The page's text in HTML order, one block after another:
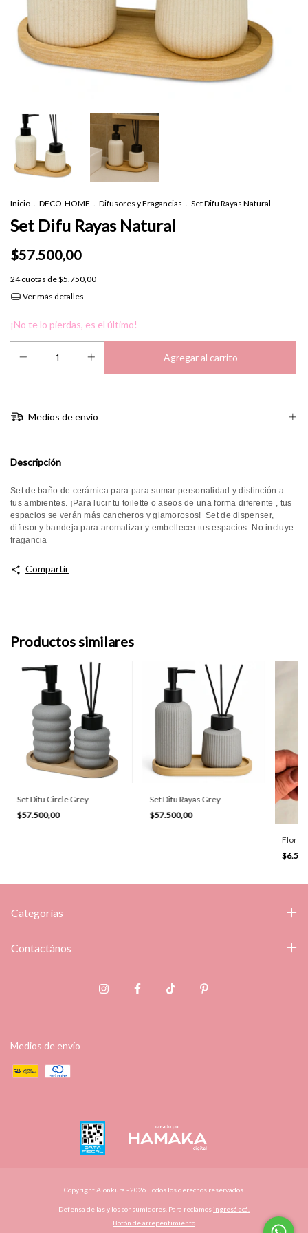
Inicio . DECO-HOME . Difusores y Fragancias . Set Difu Rayas Natural
Set Difu Rayas Natural
$57.500,00
24 cuotas de$5.750,00
Ver más detalles
¡No te lo pierdas, es el último!
Medios de envío
Descripción
Set de baño de cerámica para para sumar personalidad y distinción a
tus ambientes. ¡Para lucir tu toilette o aseos de una forma diferente , tus
espacios se verán más cancheros y glamorosos! Set de dispenser,
difusor y bandeja para aromatizar y embellecer tus espacios. No incluye
fragancia
Compartir
Productos similares
Set Difu Circle Grey
$57.500,00
Set Difu Rayas Grey
$57.500,00
Flor
Categorías
Contactános
Medios de envío
Copyright Alonkura - 2026. Todos los derechos reservados.
Defensa de las y los consumidores. Para reclamos ingresá acá.
Botón de arrepentimiento